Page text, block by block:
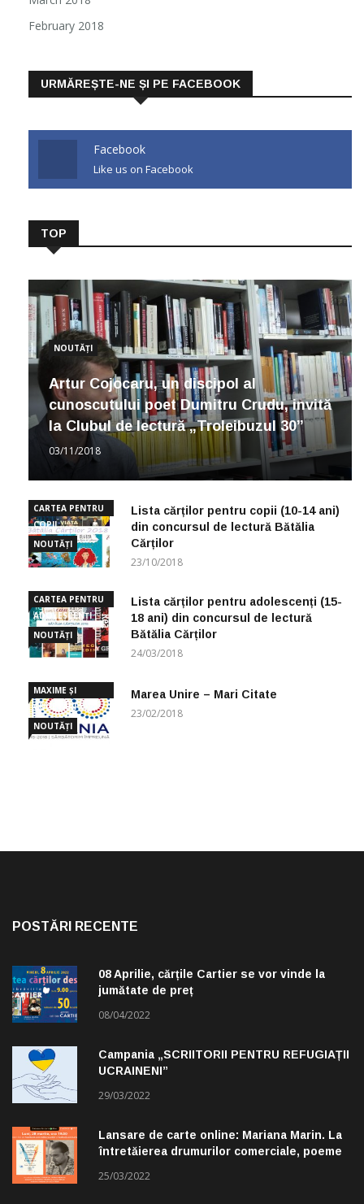
February 2018
URMĂREȘTE-NE ȘI PE FACEBOOK
Facebook
Like us on Facebook
TOP
NOUTĂȚI
Artur Cojocaru, un discipol al
cunoscutului poet Dumitru Crudu, invită
la Clubul de lectură „Troleibuzul 30”
03/11/2018
CARTEA PENTRU
COPII
NOUTĂȚI
Lista cărților pentru copii (10-14 ani)
din concursul de lectură Bătălia
Cărților
23/10/2018
CARTEA PENTRU
ADOLESCENȚI
NOUTĂȚI
Lista cărților pentru adolescenți (15-
18 ani) din concursul de lectură
Bătălia Cărților
24/03/2018
MAXIME ȘI
CUGETĂRI
NOUTĂȚI
Marea Unire – Mari Citate
23/02/2018
POSTĂRI RECENTE
08 Aprilie, cărțile Cartier se vor vinde la
jumătate de preț
08/04/2022
Campania „SCRIITORII PENTRU REFUGIAȚII
UCRAINENI”
29/03/2022
Lansare de carte online: Mariana Marin. La
întretăierea drumurilor comerciale, poeme
25/03/2022